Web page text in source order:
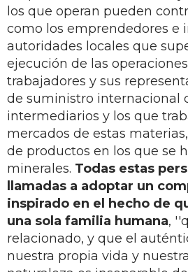
los que operan pueden
como los emprendedores e
autoridades locales que
ejecución de las
trabajadores y sus
de suministro internacional
intermediarios y los que
mercados de estas
de productos en los que se
minerales. Todas estas
llamadas a adoptar un
inspirado en el hecho de
una sola familia humana,
relacionado, y que el
nuestra propia vida y